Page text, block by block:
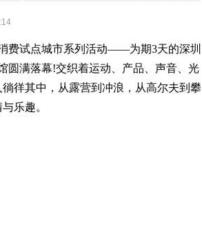
试点城市系列活动——为期3天的深圳
圆满落幕!交织着运动、产品、声音、光
徉其中，从露营到冲浪，从高尔夫到攀
乐趣。